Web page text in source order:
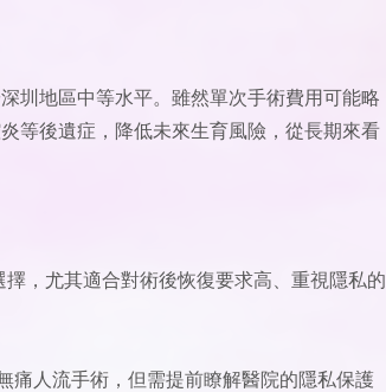
圳地區中等水平。雖然單次手術費用可能略
等後遺症，降低未來生育風險，從長期來看
，尤其適合對術後恢復要求高、重視隱私的
痛人流手術，但需提前瞭解醫院的隱私保護